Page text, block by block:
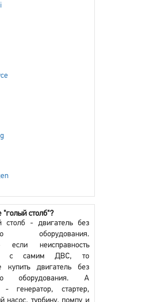
"голый столб"?
столб - двигатель без
оборудования.
если неисправность
с самим ДВС, то
купить двигатель без
оборудования. А
- генератор, стартер,